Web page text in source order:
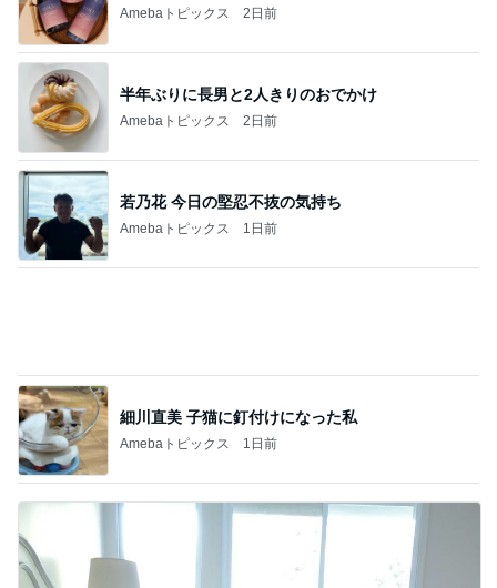
Amebaトピックス 1日前
細川直美 子猫に釘付けになった私
Amebaトピックス 1日前
アグネス 痛々しいが全く痛くない腕
Amebaトピックス